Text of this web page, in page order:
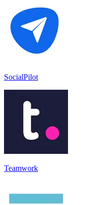
SocialPilot
Teamwork